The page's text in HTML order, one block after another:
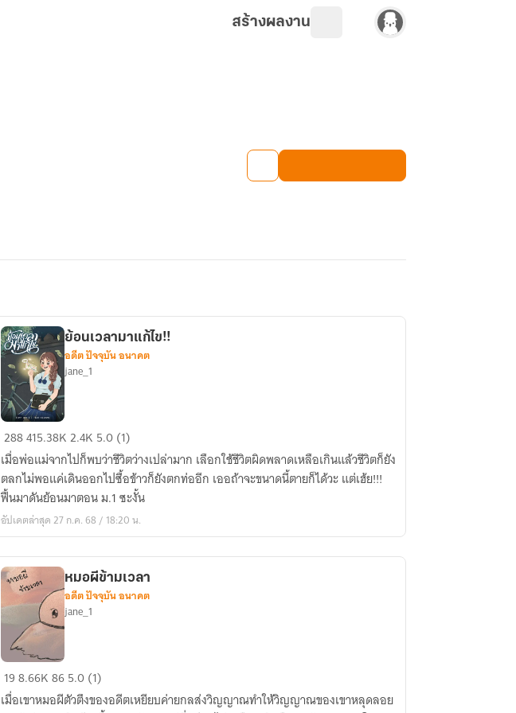
สร้างผลงาน
ย้อน
เวลา
มา
แก้ไข!!
ย้อนเวลามาแก้ไข!!
อดีต ปัจจุบัน อนาคต
jane_1
288415.38K2.4K 5.0 (1)
เมื่อพ่อแม่จากไปก็พบว่าชีวิตว่างเปล่ามาก เลือกใช้ชีวิตผิดพลาดเหลือเกินแล้วชีวิตก็ยัง
ตลกไม่พอแค่เดินออกไปซื้อข้าวก็ยังตกท่ออีก เออถ้าจะขนาดนี้ตายก็ได้วะ แต่เฮ้ย!!!
ฟื้นมาดันย้อนมาตอน ม.1 ซะงั้น
อัปเดตล่าสุด 27 ก.ค. 68 / 18:20 น.
หมอผี
ข้าม
หมอผีข้ามเวลา
อดีต ปัจจุบัน อนาคต
jane_1
198.66K865.0 (1)
เมื่อเขาหมอผีตัวตึงของอดีตเหยียบค่ายกลส่งวิญญาณทำให้วิญญาณของเขาหลุดลอย